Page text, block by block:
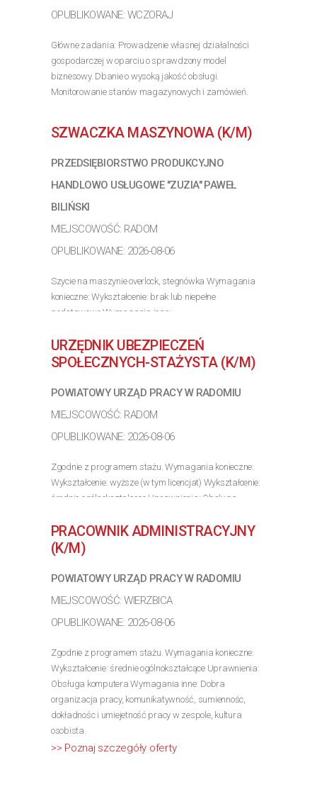
OPUBLIKOWANE: WCZORAJ
Główne zadania: Prowadzenie własnej działalności
gospodarczej w oparciu o sprawdzony model
biznesowy. Dbanie o wysoką jakość obsługi.
Monitorowanie stanów magazynowych i zamówień.
>> Poznaj szczegóły oferty
SZWACZKA MASZYNOWA (K/M)
PRZEDSIĘBIORSTWO PRODUKCYJNO
HANDLOWO USŁUGOWE "ZUZIA" PAWEŁ
BILIŃSKI
MIEJSCOWOŚĆ: RADOM
OPUBLIKOWANE: 2026-08-06
Szycie na maszynie overlock, stegnówka Wymagania
konieczne: Wykształcenie: brak lub niepełne
podstawowe Wymagania inne:
URZĘDNIK UBEZPIECZEŃ
SPOŁECZNYCH-STAŻYSTA (K/M)
POWIATOWY URZĄD PRACY W RADOMIU
MIEJSCOWOŚĆ: RADOM
OPUBLIKOWANE: 2026-08-06
Zgodnie z programem stażu. Wymagania konieczne:
Wykształcenie: wyższe (w tym licencjat) Wykształcenie:
średnie ogólnokształcące Uprawnienia: Obsługa
>> Poznaj szczegóły oferty
PRACOWNIK ADMINISTRACYJNY
(K/M)
POWIATOWY URZĄD PRACY W RADOMIU
MIEJSCOWOŚĆ: WIERZBICA
OPUBLIKOWANE: 2026-08-06
Zgodnie z programem stażu. Wymagania konieczne:
Wykształcenie: średnie ogólnokształcące Uprawnienia:
Obsługa komputera Wymagania inne: Dobra
organizacja pracy, komunikatywność, sumiennośc,
dokładnośc i umiejetność pracy w zespole, kultura
osobista.
>> Poznaj szczegóły oferty